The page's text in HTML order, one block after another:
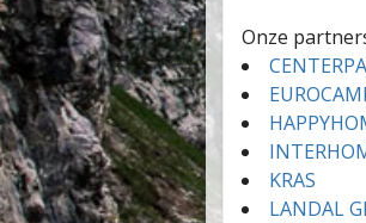
Onze
KRAS
LANDAL